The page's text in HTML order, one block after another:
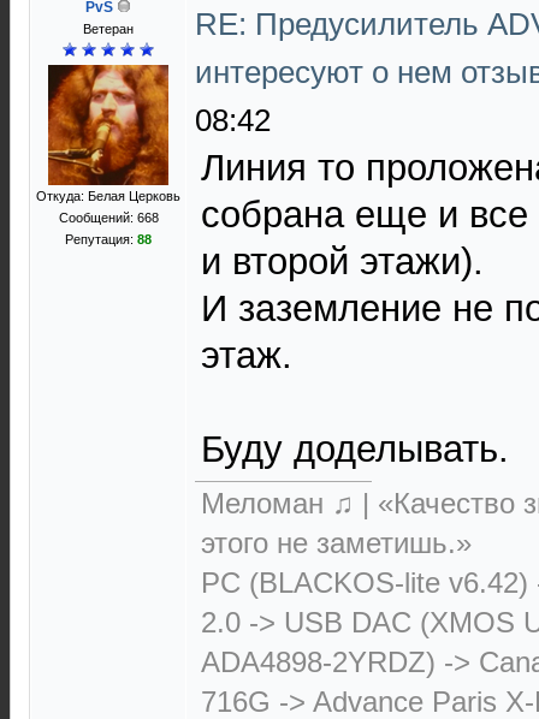
PvS
Ветеран
Откуда: Белая Церковь
Сообщений: 668
Репутация: 88
RE: Предусилитель
интересуют о нем
08:42
Линия то
собрана еще и все
и второй этажи).
И заземление не
этаж.
Буду доделывать.
Меломан ♫ | «Качество
этого не заметишь.»
PC (BLACKOS-lite
2.0 -> USB DAC (XMOS
ADA4898-2YRDZ) ->
716G -> Advance Paris